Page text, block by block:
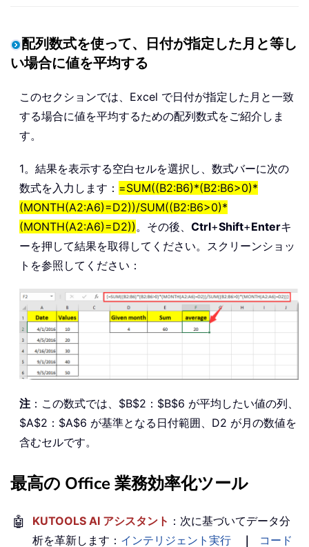
配列数式を使って、日付が指定した月と等し
い場合に値を平均する
このセクションでは、Excel で日付が指定した月と一致
する場合に値を平均するための配列数式をご紹介しま
す。
1。結果を表示する空白セルを選択し、数式バーに次の
数式を入力します： =SUM((B2:B6)*(B2:B6>0)*
(MONTH(A2:A6)=D2))/SUM((B2:B6>0)*
(MONTH(A2:A6)=D2)) 。その後、 Ctrl+Shift+Enterキ
ーを押して結果を取得してください。スクリーンショッ
トを参照してください：
注 ：この数式では、$B$2：$B$6 が平均したい値の列、
$A$2：$A$6 が基準となる日付範囲、D2 が月の数値を
含むセルです。
最高の Office 業務効率化ツール
🤖 KUTOOLS AI アシスタント ：次に基づいてデータ分
析を革新します： インテリジェント実行 ｜ コード